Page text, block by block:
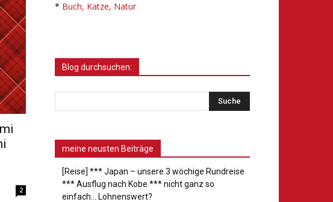
2
* Buch, Katze, Natur
Blog durchsuchen:
meine neusten Beiträge
[Reise] *** Japan – unsere 3 wöchige Rundreise
*** Ausflug nach Kobe *** nicht ganz so
einfach… Lohnenswert?